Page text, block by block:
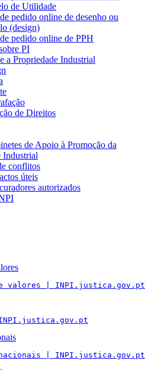
de Utilidade
pedido online de desenho ou
(design)
pedido online de PPH
PI
a Propriedade Industrial
de Direitos
de Apoio à Promoção da
Industrial
conflitos
úteis
autorizados
valores | INPI.justica.gov.pt
| INPI.justica.gov.pt